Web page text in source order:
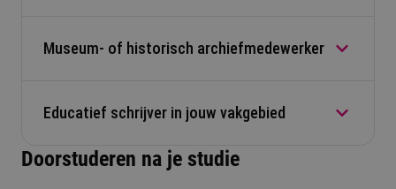
het vmbo, in de eerste jaren van havo en vwo en
Werk je graag aan goed onderwijs, maar liever
maakt lessen en helpt bij educatieve
Museum- of historisch archiefmedewerker
Niet alleen op school staan mensen te springen
harte welkom. Bijvoorbeeld als educatief
Educatief schrijver in jouw vakgebied
Doorstuderen na je studie